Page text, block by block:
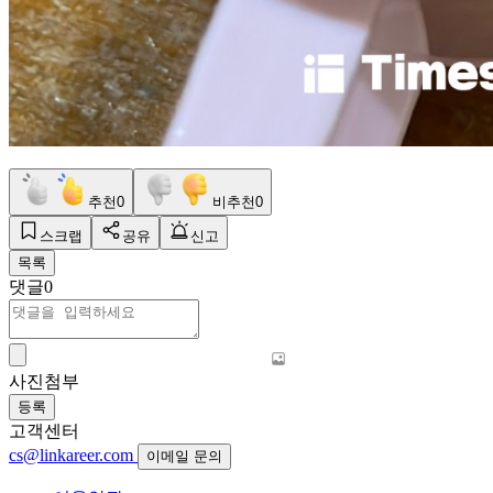
추천0 비추천0
스크랩 공유
신고
목록
댓글0
사진첨부
등록
고객센터
cs@linkareer.com
이메일 문의